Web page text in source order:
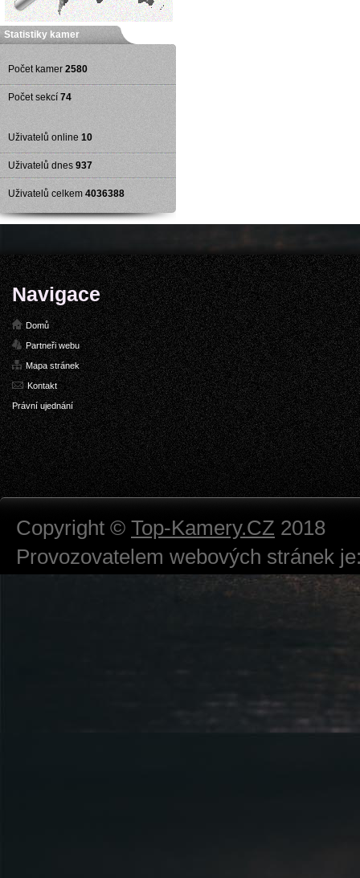
Statistiky kamer
Počet kamer 2580
Počet sekcí 74
Uživatelů online 10
Uživatelů dnes 937
Uživatelů celkem 4036388
Navigace
Domů
Partneři webu
Mapa stránek
Kontakt
Právní ujednání
Copyright © Top-Kamery.CZ 2018
Provozovatelem webových stránek